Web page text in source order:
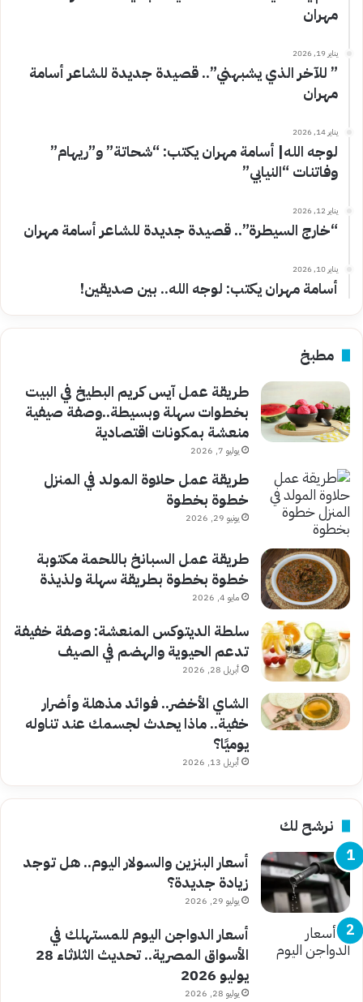
مهران
يناير 19, 2026
” للآخر الذي يشبهني”.. قصيدة جديدة للشاعر أسامة
مهران
يناير 14, 2026
لوجه الله| أسامة مهران يكتب: “شحاتة” و”ريهام”
وفاتنات “النيابي”
يناير 12, 2026
“خارج السيطرة”.. قصيدة جديدة للشاعر أسامة مهران
يناير 10, 2026
أسامة مهران يكتب: لوجه الله.. بين صديقين!
مطبخ
طريقة عمل آيس كريم البطيخ في البيت
بخطوات سهلة وبسيطة..وصفة صيفية
منعشة بمكونات اقتصادية
يوليو 7, 2026
طريقة عمل حلاوة المولد في المنزل
خطوة بخطوة
يونيو 29, 2026
طريقة عمل السبانخ باللحمة مكتوبة
خطوة بخطوة بطريقة سهلة ولذيذة
مايو 4, 2026
سلطة الديتوكس المنعشة: وصفة خفيفة
تدعم الحيوية والهضم في الصيف
أبريل 28, 2026
الشاي الأخضر.. فوائد مذهلة وأضرار
خفية.. ماذا يحدث لجسمك عند تناوله
يوميًا؟
أبريل 13, 2026
نرشح لك
أسعار البنزين والسولار اليوم.. هل توجد
زيادة جديدة؟
يوليو 29, 2026
أسعار الدواجن اليوم للمستهلك في
الأسواق المصرية.. تحديث الثلاثاء 28
يوليو 2026
يوليو 28, 2026